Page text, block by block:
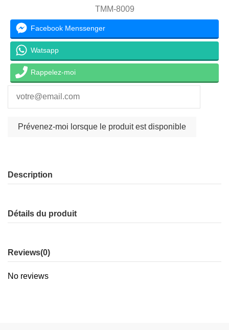
TMM-8009
Facebook Menssenger
Watsapp
Rappelez-moi
Description
Détails du produit
Reviews(0)
No reviews